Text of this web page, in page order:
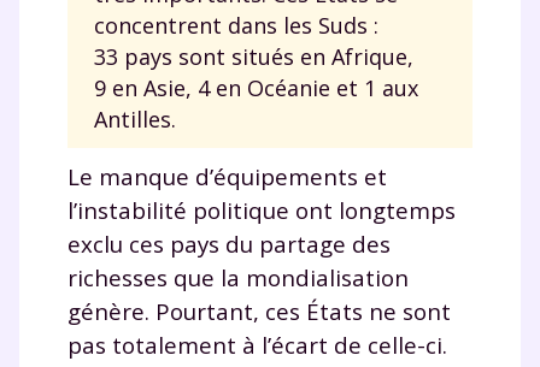
concentrent dans les Suds :
33 pays sont situés en Afrique,
9 en Asie, 4 en Océanie et 1 aux
Antilles.
Le manque d’équipements et
l’instabilité politique ont longtemps
exclu ces pays du partage des
richesses que la mondialisation
génère. Pourtant, ces États ne sont
pas totalement à l’écart de celle-ci.